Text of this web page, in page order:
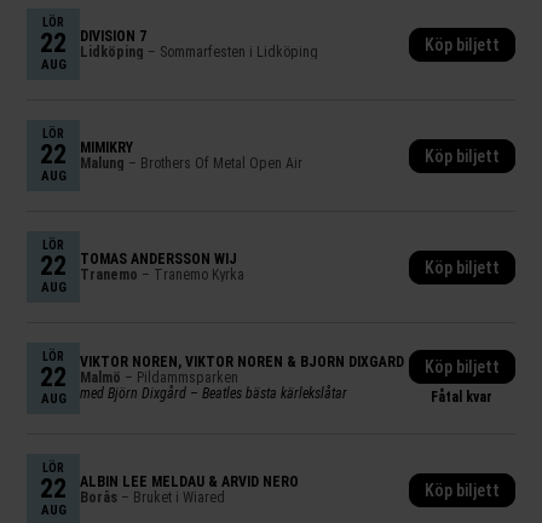
LÖR
22
AUG
DIVISION 7
Lidköping – Sommarfesten i Lidköping Köp biljett
LÖR
22
AUG
MIMIKRY
Malung – Brothers Of Metal Open Air Köp biljett
LÖR
22
AUG
TOMAS ANDERSSON WIJ
Tranemo – Tranemo Kyrka Köp biljett
LÖR
22
AUG
VIKTOR NORÉN ,VIKTOR NORÉN & BJÖRN DIXGÅRD
Malmö – Pildammsparken
med Björn Dixgård – Beatles bästa kärlekslåtar
Fåtal kvar
Köp biljett
LÖR
22
AUG
ALBIN LEE MELDAU & ARVID NERO
Borås – Bruket i Wiared Köp biljett